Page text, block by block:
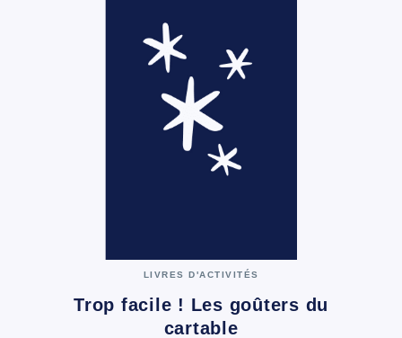
LIVRES D'ACTIVITÉS
Trop facile ! Les goûters du
cartable